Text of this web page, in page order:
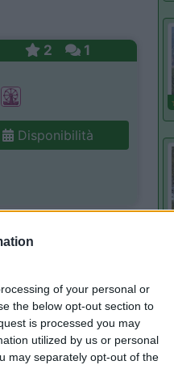
of your personal or
the below opt-out section to
is processed you may
utilized by us or personal
may separately opt-out of the
2 1
Disponibilità
immerso...
Disponibilità